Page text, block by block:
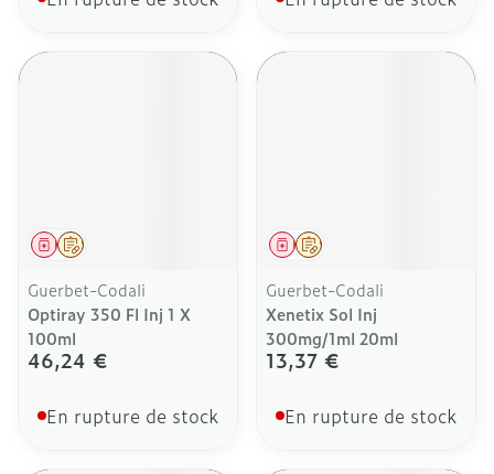
Sur prescription
Médicament
Guerbet-Codali
Optiray 350 Fl Inj 1 X
100ml
46,24 €
En rupture de stock
Sur prescription
Médicament
Guerbet-Codali
Xenetix Sol Inj
300mg/1ml 20ml
13,37 €
En rupture de stock